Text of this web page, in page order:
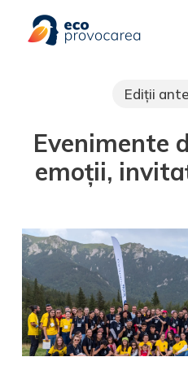
Ediții
Evenimente
emoții,